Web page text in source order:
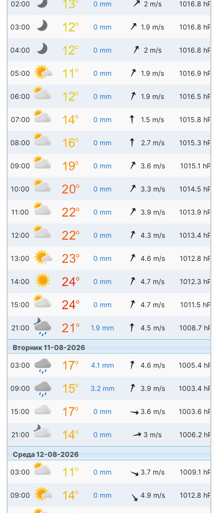
02:00 0 mm 2 m/s 1016.8 hPa
03:00 0 mm 1.9 m/s 1016.8 hPa
04:00 0 mm 2 m/s 1016.8 hPa
05:00 0 mm 1.9 m/s 1016.9 hPa
06:00 0 mm 1.9 m/s 1016.5 hPa
07:00 0 mm 1.5 m/s 1015.8 hPa
08:00 0 mm 2.7 m/s 1015.3 hPa
09:00 0 mm 3.6 m/s 1015.1 hPa
10:00 0 mm 3.3 m/s 1014.5 hPa
11:00 0 mm 3.9 m/s 1013.9 hPa
12:00 0 mm 4.3 m/s 1013.4 hPa
13:00 0 mm 4.6 m/s 1012.8 hPa
14:00 0 mm 4.7 m/s 1012.3 hPa
15:00 0 mm 4.7 m/s 1011.5 hPa
21:00 1.9 mm 4.5 m/s 1008.7 hPa
Вторник 11-08-2026
03:00 4.1 mm 4.6 m/s 1005.4 hPa
09:00 3.2 mm 3.9 m/s 1003.4 hPa
15:00 0 mm 3.6 m/s 1003.6 hPa
21:00 0 mm 3 m/s 1006.2 hPa
Среда 12-08-2026
03:00 0 mm 3.7 m/s 1009.1 hPa
09:00 0 mm 4.9 m/s 1012.8 hPa